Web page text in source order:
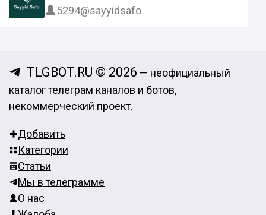
5294@sayyidsafo
TLGBOT.RU © 2026 — неофициальный
каталог телеграм каналов и ботов,
некоммерческий проект.
Добавить
Категории
Статьи
Мы в телеграмме
О нас